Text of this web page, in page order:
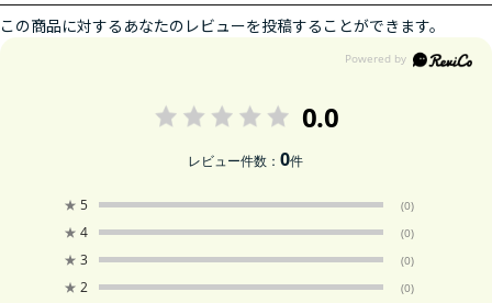
この商品に対するあなたのレビューを投稿することができます。
0.0
レビュー件数：0件
★ 5 (0)
★ 4 (0)
★ 3 (0)
★ 2 (0)